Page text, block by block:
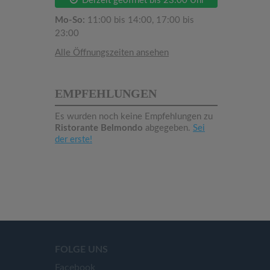
Mo-So: 11:00 bis 14:00, 17:00 bis
23:00
Alle Öffnungszeiten ansehen
EMPFEHLUNGEN
Es wurden noch keine Empfehlungen zu
Ristorante Belmondo abgegeben. Sei
der erste!
FOLGE UNS
Facebook